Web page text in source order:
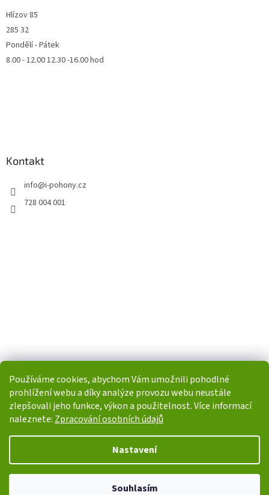
Používáme cookies, abychom Vám umožnili pohodlné
prohlížení webu a díky analýze provozu webu neustále
zlepšovali jeho funkce, výkon a použitelnost. Více informací
naleznete: Zpracování osobních údajů
Nastavení
Souhlasím
Hlízov 85
285 32
Pondělí - Pátek
8.00 - 12.00 12.30 -16.00 hod
Kontakt
info@i-pohony.cz
728 004 001
Copyright 2026i-POHONY.cz. Všechna práva vyhrazena.Upravit
nastavení cookies